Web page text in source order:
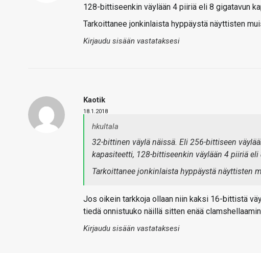
128-bittiseenkin väylään 4 piiriä eli 8 gigatavun
Tarkoittanee jonkinlaista hyppäystä näyttisten
Kirjaudu sisään vastataksesi
Kaotik
18.1.2018
hkultala
32-bittinen väylä näissä. Eli 256-bittiseen
kapasiteetti, 128-bittiseenkin väylään 4 piiriä
Tarkoittanee jonkinlaista hyppäystä näyttisten
Jos oikein tarkkoja ollaan niin kaksi 16-bittistä
tiedä onnistuuko näillä sitten enää
Kirjaudu sisään vastataksesi